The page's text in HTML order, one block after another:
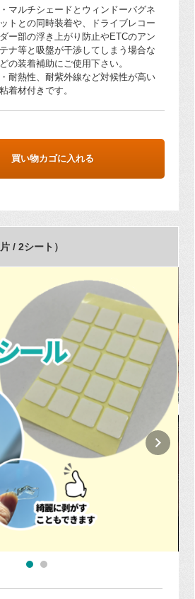
・マルチシェードとウィンドーバグネ
ットとの同時装着や、ドライブレコー
ダー部の浮き上がり防止やETCのアン
テナ等と吸盤が干渉してしまう場合な
どの装着補助にご使用下さい。
・耐熱性、耐紫外線など対候性が高い
粘着材付きです。
買い物カゴに入れる
/ 2シート）